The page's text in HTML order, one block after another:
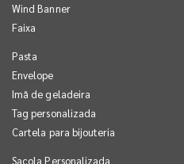
Wind Banner
Faixa
Pasta
Envelope
Imã de geladeira
Tag personalizada
Cartela para bijouteria
Sacola Personalizada